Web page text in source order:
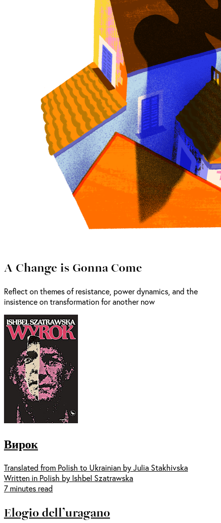
A Change is Gonna Come
Reflect on themes of resistance, power dynamics, and the
insistence on transformation for another now
Вирок
Translated from Polish to Ukrainian by Julia Stakhivska
Written in Polish by Ishbel Szatrawska
7 minutes read
Elogio dell’uragano